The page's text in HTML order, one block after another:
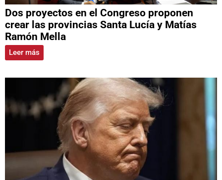
Dos proyectos en el Congreso proponen
crear las provincias Santa Lucía y Matías
Ramón Mella
Leer más